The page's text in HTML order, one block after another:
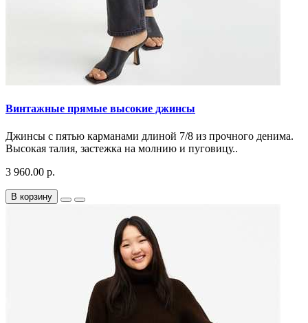
Винтажные прямые высокие джинсы
Джинсы с пятью карманами длиной 7/8 из прочного денима.
Высокая талия, застежка на молнию и пуговицу..
3 960.00 р.
В корзину